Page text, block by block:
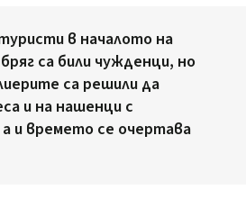
в началото на
са били чужденци, но
са решили да
и на нашенци с
и времето се очертава